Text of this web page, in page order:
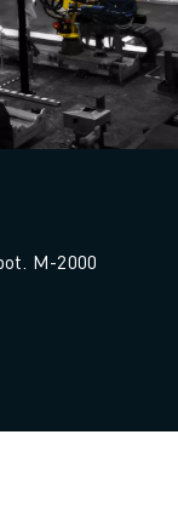
M-2000